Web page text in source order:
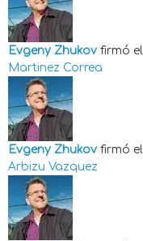
Evgeny Zhukov firmó el
Martinez Correa
Evgeny Zhukov firmó el
Arbizu Vazquez